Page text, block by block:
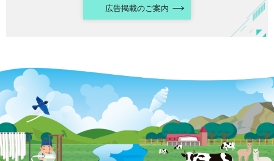
広告掲載のご案内